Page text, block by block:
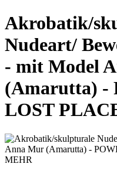
Akrobatik/
Nudeart/
- mit Model
(Amarutta) -
LOST